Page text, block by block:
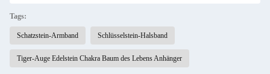
Tags:
Schatzstein-Armband Schlüsselstein-Halsband
Tiger-Auge Edelstein Chakra Baum des Lebens Anhänger